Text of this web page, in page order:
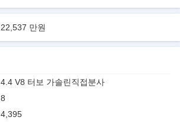
22,537 만원
4.4 V8 터보 가솔린직접분사
8
4,395